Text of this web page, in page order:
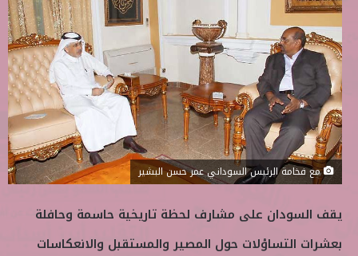
ع
ل
ى
ت
و
ي
ت
ر
ب
ر
ي
د
ا
ل
ك
ر
و
مع فخامة الرئيس السوداني عمر حسن البشير
يقف السودان على مشارف لحظة تاريخية حاسمة وحافلة
بعشرات التساؤلات حول المصير والمستقبل والانعكاسات